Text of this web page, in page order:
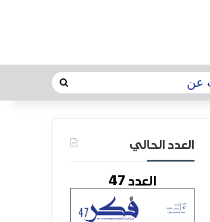
العدد الحالي
العدد 47